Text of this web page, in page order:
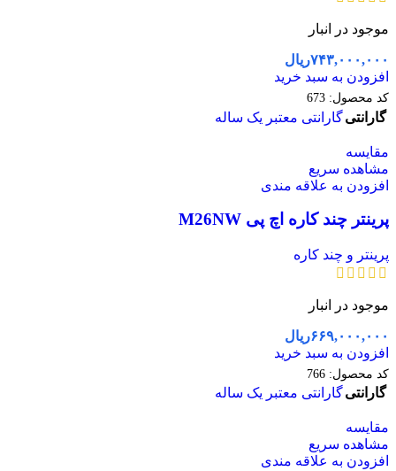
موجود در انبار
۷۴۳,۰۰۰,۰۰۰ریال
افزودن به سبد خرید
کد محصول: 673
گارانتیگارانتی معتبر یک ساله
مقایسه
مشاهده سریع
افزودن به علاقه مندی
پرینتر چند کاره اچ پی M26NW
پرینتر و چند کاره
موجود در انبار
۶۶۹,۰۰۰,۰۰۰ریال
افزودن به سبد خرید
کد محصول: 766
گارانتیگارانتی معتبر یک ساله
مقایسه
مشاهده سریع
افزودن به علاقه مندی